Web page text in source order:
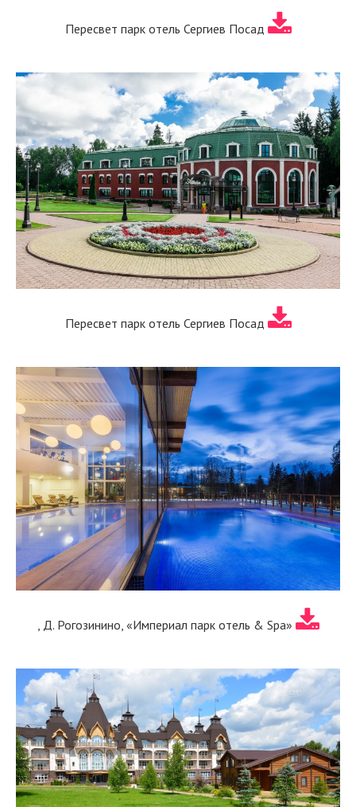
Пересвет парк отель Сергиев Посад
Пересвет парк отель Сергиев Посад
, Д. Рогозинино, «Империал парк отель & Spa»